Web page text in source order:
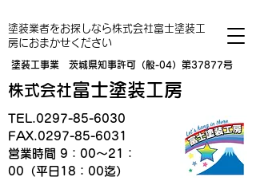
塗装業者をお探しなら株式会社富士塗装工
房におまかせください
塗装工事業 茨城県知事許可（般-04）第37877号
株式会社富士塗装工房
TEL.0297-85-6030
FAX.0297-85-6031
営業時間 9：00～21：
00（平日18：00迄）